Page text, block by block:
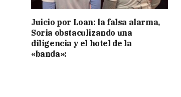
Juicio por Loan: la falsa alarma,
Soria obstaculizando una
diligencia y el hotel de la
«banda»: